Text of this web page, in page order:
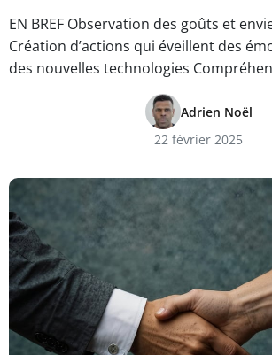
EN BREF Observation des goûts et
Création d’actions qui éveillent des
des nouvelles technologies
Adrien Noël
22 février 2025